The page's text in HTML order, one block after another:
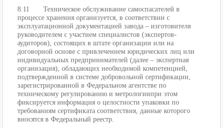
8.11 Техническое обслуживание самоспасателей в
процессе хранения организуется, в соответствии с
эксплуатационной документацией завода – изготовителя
руководителем с участием специалистов (экспертов-
аудиторов), состоящих в штате организации или на
договорной основе с привлечением юридических лиц или
индивидуальных предпринимателей (далее – экспертная
организация), обладающих необходимой компетенцией,
подтвержденной в системе добровольной сертификации,
зарегистрированной в Федеральном агентстве по
техническому регулированию и метрологиипри этом
фиксируется информация о целостности упаковки по
требованиям сертификата соответствия, данные которого
вносятся в Федеральный реестр.